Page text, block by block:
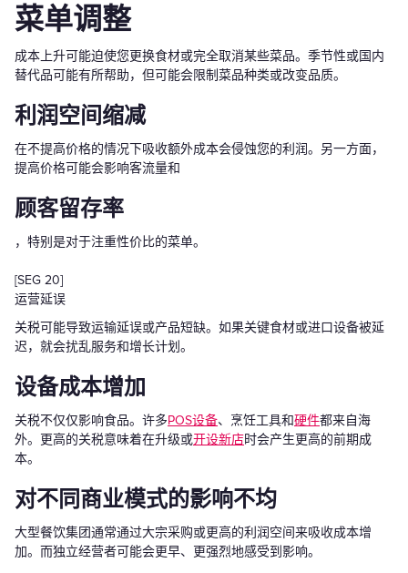
菜单调整
成本上升可能迫使您更换食材或完全取消某些菜品。季节性或国内
替代品可能有所帮助，但可能会限制菜品种类或改变品质。
利润空间缩减
在不提高价格的情况下吸收额外成本会侵蚀您的利润。另一方面，
提高价格可能会影响客流量和
顾客留存率
，特别是对于注重性价比的菜单。
[SEG 20]
运营延误
关税可能导致运输延误或产品短缺。如果关键食材或进口设备被延
迟，就会扰乱服务和增长计划。
设备成本增加
关税不仅仅影响食品。许多POS设备、烹饪工具和硬件都来自海
外。更高的关税意味着在升级或开设新店时会产生更高的前期成
本。
对不同商业模式的影响不均
大型餐饮集团通常通过大宗采购或更高的利润空间来吸收成本增
加。而独立经营者可能会更早、更强烈地感受到影响。